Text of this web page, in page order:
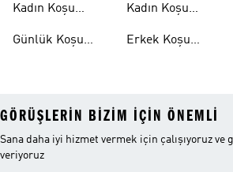
Kadın Koşu
Günlük Koşu
Kadın Koşu
Erkek Koşu
GÖRÜŞLERIN BIZIM IÇIN ÖNEMLI
Sana daha iyi hizmet vermek için çalışıyoruz
veriyoruz